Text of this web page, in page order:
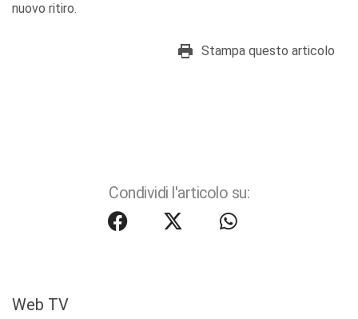
nuovo ritiro.
Stampa questo articolo
Condividi l'articolo su:
Web TV